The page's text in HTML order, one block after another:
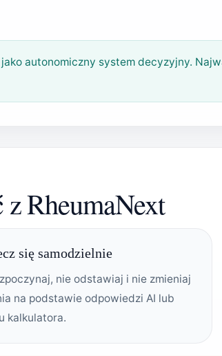
autonomiczny system decyzyjny.
RheumaNext
się samodzielnie
nie odstawiaj i nie zmieniaj
na podstawie odpowiedzi AI lub
kalkulatora.